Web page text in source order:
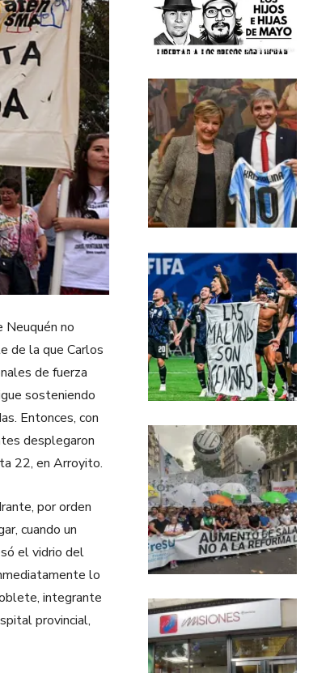
no
de la que Carlos
de fuerza
sosteniendo
Entonces, con
desplegaron
22, en Arroyito.
por orden
cuando un
el vidrio del
lo
integrante
provincial,